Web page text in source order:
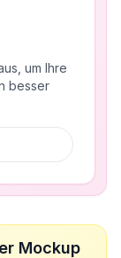
um Ihre
besser
Mockup